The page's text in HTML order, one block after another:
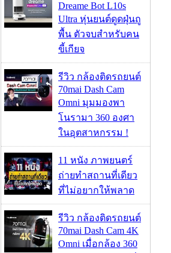
Dreame Bot L10s
Ultra หุ่นยนต์ดูดฝุ่นถู
พื้น ตัวจบสำหรับคน
ขี้เกียจ
รีวิว กล้องติดรถยนต์
70mai Dash Cam
Omni มุมมองพา
โนรามา 360 องศา
ในอุตสาหกรรม !
11 หนัง ภาพยนตร์
ถ่ายทำสถานที่เดียว
ที่ไม่อยากให้พลาด
รีวิว กล้องติดรถยนต์
70mai Dash Cam 4K
Omni เมื่อกล้อง 360